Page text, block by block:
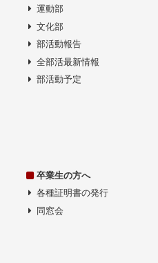
運動部
文化部
部活動報告
全部活最新情報
部活動予定
卒業生の方へ
各種証明書の発行
同窓会